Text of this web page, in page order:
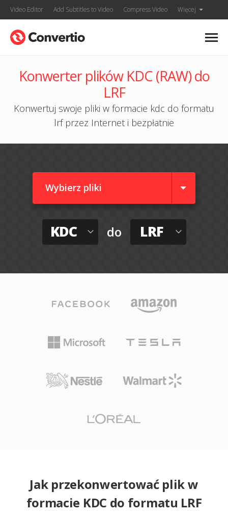
Video Editor Add Subtitles to Video Compress Video Więcej
Konwerter plików KDC (RAW) do
LRF
Konwertuj swoje pliki w formacie kdc do formatu
lrf przez Internet i bezpłatnie
Wybierz pliki
KDC do LRF
Jak przekonwertować plik w
formacie KDC do formatu LRF